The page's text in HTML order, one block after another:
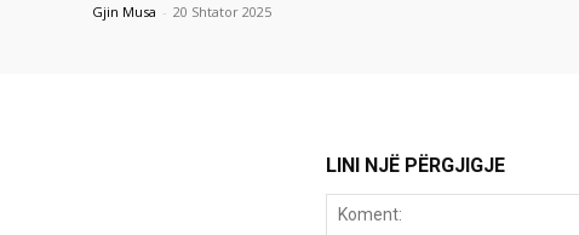
Gjin Musa - 20 Shtator 2025
LINI NJË PËRGJIGJE